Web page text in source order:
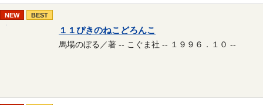
NEW BEST
１１ぴきのねこどろんこ
馬場のぼる／著 -- こぐま社 -- １９９６．１０ --